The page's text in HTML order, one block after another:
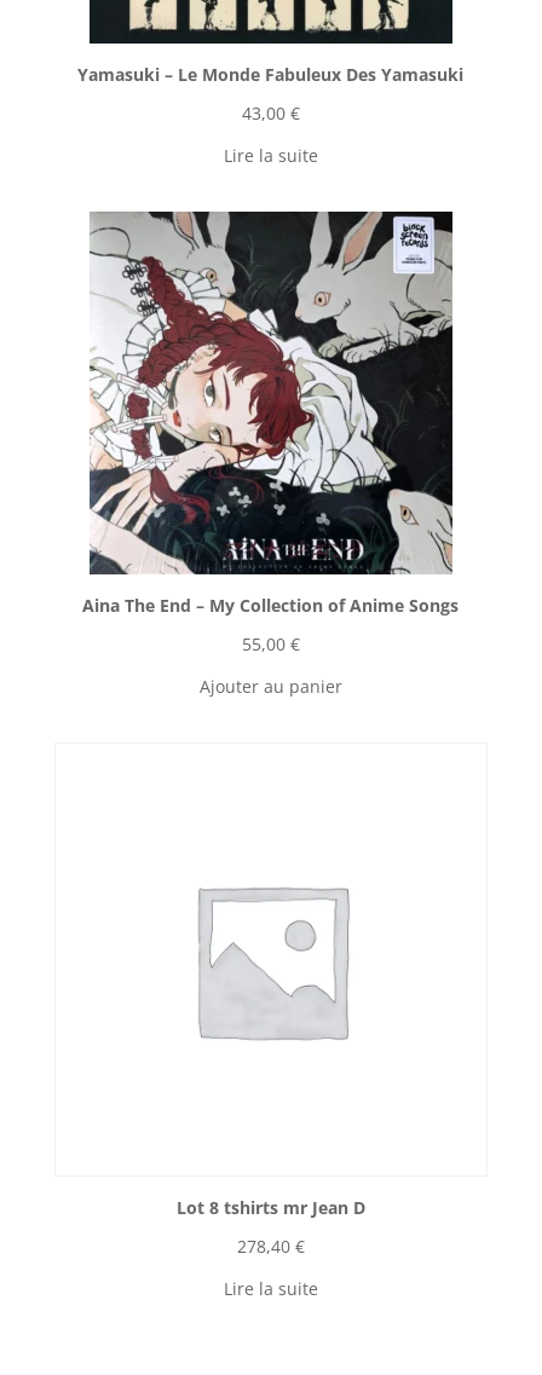
Yamasuki ‎– Le Monde Fabuleux Des Yamasuki
43,00 €
Lire la suite
Aina The End ‎– My Collection of Anime Songs
55,00 €
Ajouter au panier
Lot 8 tshirts mr Jean D
278,40 €
Lire la suite